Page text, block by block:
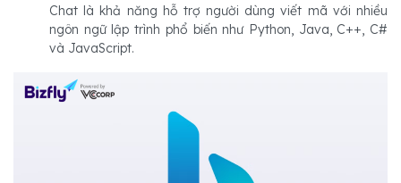
Chat là khả năng hỗ trợ người dùng viết mã với nhiều
ngôn ngữ lập trình phổ biến như Python, Java, C++, C#
và JavaScript.